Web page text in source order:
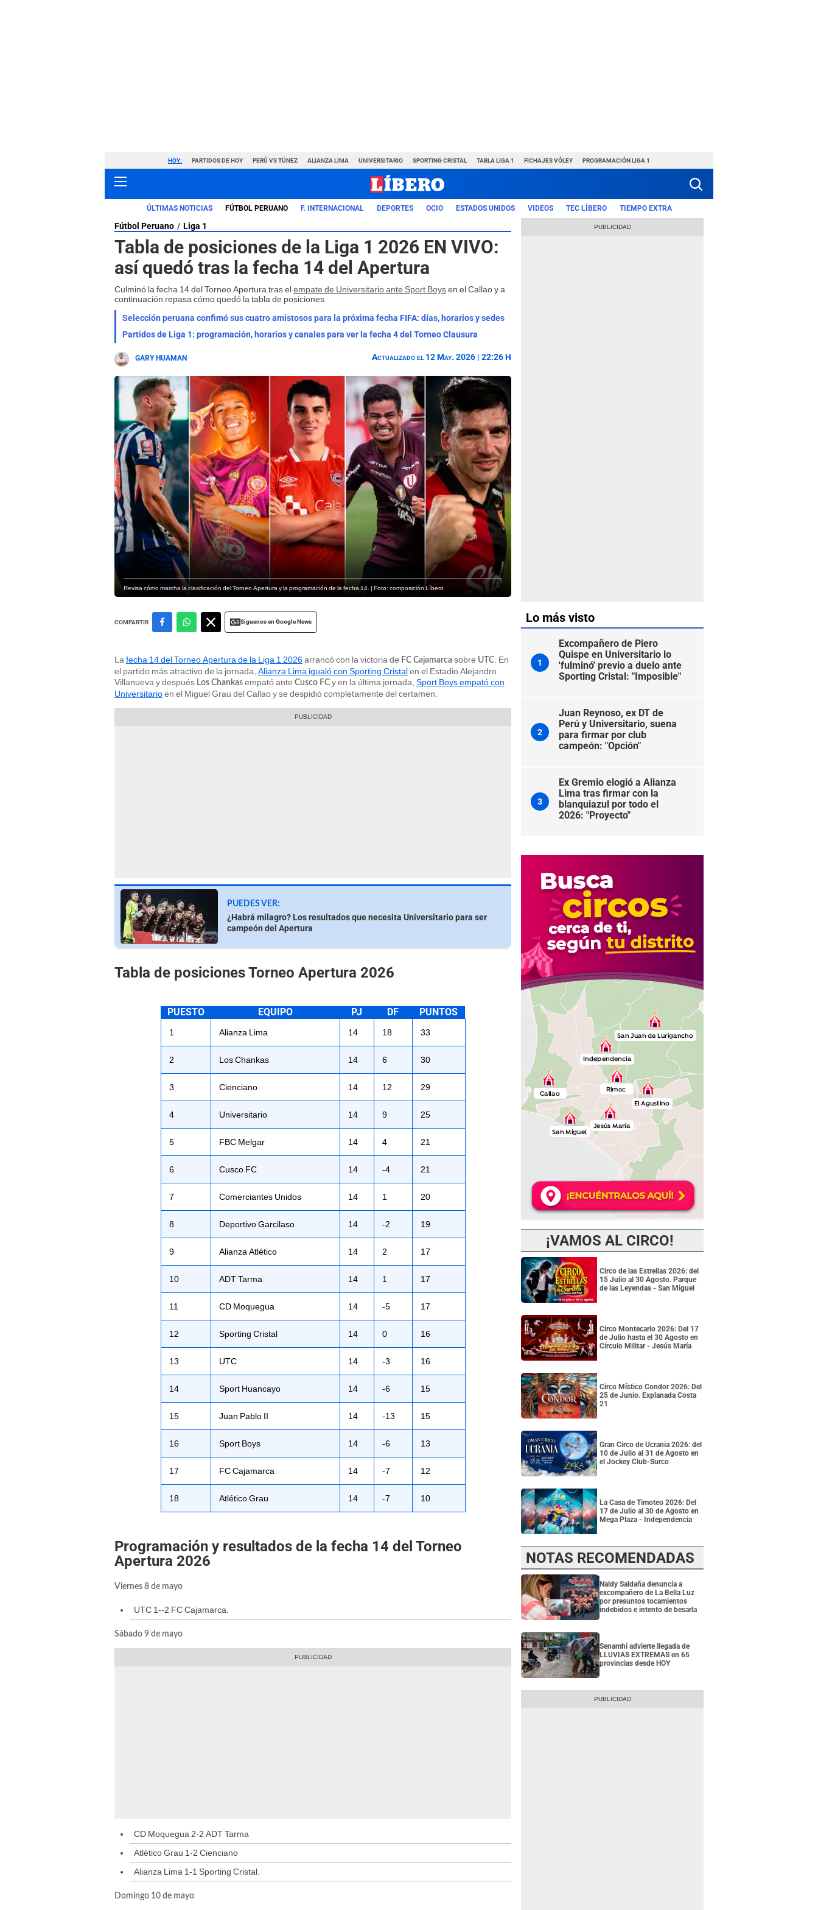
HOY: PARTIDOS DE HOY PERÚ VS TÚNEZ ALIANZA LIMA UNIVERSITARIO SPORTING CRISTAL TABLA LIGA 1 FICHAJES VÓLEY PROGRAMACIÓN LIGA 1
ÚLTIMAS NOTICIAS FÚTBOL PERUANO F. INTERNACIONAL DEPORTES OCIO ESTADOS UNIDOS VIDEOS TEC LÍBERO TIEMPO EXTRA
Fútbol Peruano Liga 1
Tabla de posiciones de la Liga 1 2026 EN VIVO:
así quedó tras la fecha 14 del Apertura
Culminó la fecha 14 del Torneo Apertura tras elempate de Universitario ante Sport Boysen el Callao y a
continuación repasa cómo quedó la tabla de posiciones
Selección peruana confimó sus cuatro amistosos para la próxima fecha FIFA: días, horarios y sedes
Partidos de Liga 1: programación, horarios y canales para ver la fecha 4 del Torneo Clausura
GARY HUAMAN Actualizado el 12 May. 2026 | 22:26 H
Revisa cómo marcha la clasificación del Torneo Apertura y la programación de la fecha 14. | Foto: composición Líbero
COMPARTIR Siguenos en Google News
La fecha 14 del Torneo Apertura de la Liga 1 2026arrancó con la victoria de FC Cajamarca sobre UTC En
el partido más atractivo de la jornada, Alianza Lima igualó con Sporting Cristalen el Estadio Alejandro
Villanueva y después Los Chankas empató ante Cusco FC y en la última jornada, Sport Boys empató con
Universitarioen el Miguel Grau del Callao y se despidió completamente del certamen.
PUEDES VER:
¿Habrá milagro? Los resultados que necesita Universitario para ser
campeón del Apertura
Tabla de posiciones Torneo Apertura 2026
PUESTO EQUIPO PJ DF PUNTOS
1 Alianza Lima 14 18 33
2 Los Chankas 14 6 30
3 Cienciano 14 12 29
4 Universitario 14 9 25
5 FBC Melgar 14 4 21
6 Cusco FC 14 -4 21
7 Comerciantes Unidos 14 1 20
8 Deportivo Garcilaso 14 -2 19
9 Alianza Atlético 14 2 17
10 ADT Tarma 14 1 17
11 CD Moquegua 14 -5 17
12 Sporting Cristal 14 0 16
13 UTC 14 -3 16
14 Sport Huancayo 14 -6 15
15 Juan Pablo II 14 -13 15
16 Sport Boys 14 -6 13
17 FC Cajamarca 14 -7 12
18 Atlético Grau 14 -7 10
Programación y resultados de la fecha 14 del Torneo
Apertura 2026
Viernes 8 de mayo
UTC 1--2 FC Cajamarca.
Sábado 9 de mayo
CD Moquegua 2-2 ADT Tarma
Atlético Grau 1-2 Cienciano
Alianza Lima 1-1 Sporting Cristal.
Domingo 10 de mayo
Lo más visto
1
Excompañero de Piero
Quispe en Universitario lo
'fulminó' previo a duelo ante
Sporting Cristal: "Imposible"
2
Juan Reynoso, ex DT de
Perú y Universitario, suena
para firmar por club
campeón: "Opción"
3
Ex Gremio elogió a Alianza
Lima tras firmar con la
blanquiazul por todo el
2026: "Proyecto"
¡VAMOS AL CIRCO!
Circo de las Estrellas 2026: del
15 Julio al 30 Agosto. Parque
de las Leyendas - San Miguel
Circo Montecarlo 2026: Del 17
de Julio hasta el 30 Agosto en
Círculo Militar - Jesús María
Circo Místico Condor 2026: Del
25 de Junio. Explanada Costa
21
Gran Circo de Ucrania 2026: del
10 de Julio al 31 de Agosto en
el Jockey Club-Surco
La Casa de Timoteo 2026: Del
17 de Julio al 30 de Agosto en
Mega Plaza - Independencia
NOTAS RECOMENDADAS
Naldy Saldaña denuncia a
excompañero de La Bella Luz
por presuntos tocamientos
indebidos e intento de besarla
Senamhi advierte llegada de
LLUVIAS EXTREMAS en 65
provincias desde HOY